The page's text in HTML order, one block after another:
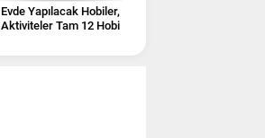
Evde Yapılacak Hobiler,
Aktiviteler Tam 12 Hobi